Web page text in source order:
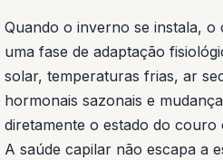
Quando o inverno se instala,
uma fase de adaptação
solar, temperaturas frias, ar
hormonais sazonais e
diretamente o estado do couro
A saúde capilar não escapa a